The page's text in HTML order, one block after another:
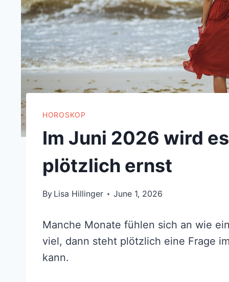
HOROSKOP
Im Juni 2026 wird
plötzlich ernst
By Lisa Hillinger June 1, 2026
Manche Monate fühlen sich an wie
viel, dann steht plötzlich eine Frage
kann.